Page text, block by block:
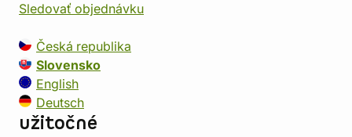
Sledovať objednávku
Česká republika
Slovensko
English
Deutsch
užitočné